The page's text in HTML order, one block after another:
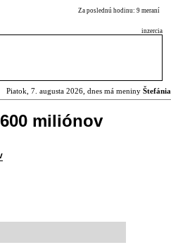
Za poslednú hodinu: 9 meraní
inzercia
Piatok, 7. augusta 2026, dnes má meniny Štefánia
miliónov